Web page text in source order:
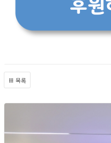
목록